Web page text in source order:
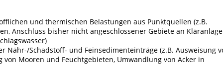
und thermischen Belastungen aus Punktquellen (z.B.
Anschluss bisher nicht angeschlossener Gebiete an
Nähr-/Schadstoff- und Feinsedimenteinträge (z.B. Ausweisung
von Mooren und Feuchtgebieten, Umwandlung von Acker in